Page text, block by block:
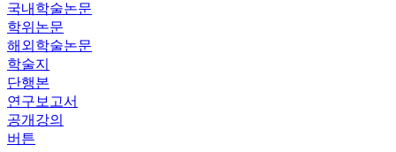
국내학술논문
학위논문
해외학술논문
학술지
단행본
연구보고서
공개강의
버튼